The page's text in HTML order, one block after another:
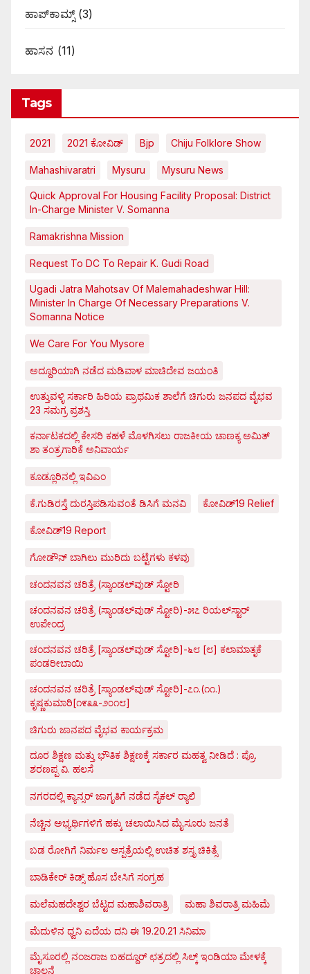
ಹಾಪ್‌ಕಾಮ್ಸ್‌(3)
ಹಾಸನ (11)
Tags
2021 2021 ಕೋವಿಡ್‌ Bjp Chiju Folklore Show
Mahashivaratri Mysuru Mysuru News
Quick Approval For Housing Facility Proposal: District
In-Charge Minister V. Somanna
Ramakrishna Mission
Request To DC To Repair K. Gudi Road
Ugadi Jatra Mahotsav Of Malemahadeshwar Hill:
Minister In Charge Of Necessary Preparations V.
Somanna Notice
We Care For You Mysore
ಅದ್ದೂರಿಯಾಗಿ ನಡೆದ ಮಡಿವಾಳ ಮಾಚಿದೇವ ಜಯಂತಿ
ಉತ್ತುವಳ್ಳಿ ಸರ್ಕಾರಿ ಹಿರಿಯ ಪ್ರಾಥಮಿಕ ಶಾಲೆಗೆ ಚಿಗುರು ಜನಪದ ವೈಭವ
23 ಸಮಗ್ರ ಪ್ರಶಸ್ತಿ
ಕರ್ನಾಟಕದಲ್ಲಿ ಕೇಸರಿ ಕಹಳೆ ಮೊಳಗಿಸಲು ರಾಜಕೀಯ ಚಾಣಕ್ಯ ಅಮಿತ್
ಶಾ ತಂತ್ರಗಾರಿಕೆ ಅನಿವಾರ್ಯ
ಕೂಡ್ಲೂರಿನಲ್ಲಿ ಇವಿಎಂ
ಕೆ.ಗುಡಿರಸ್ತೆ ದುರಸ್ತಿಪಡಿಸುವಂತೆ ಡಿಸಿಗೆ ಮನವಿ ಕೋವಿಡ್‌19 Relief
ಕೋವಿಡ್‌19 Report
ಗೋಡೌನ್ ಬಾಗಿಲು ಮುರಿದು ಬಟ್ಟೆಗಳು ಕಳವು
ಚಂದನವನ ಚರಿತ್ರೆ (ಸ್ಯಾಂಡಲ್‌ವುಡ್ ಸ್ಟೋರಿ
ಚಂದನವನ ಚರಿತ್ರೆ (ಸ್ಯಾಂಡಲ್‌ವುಡ್ ಸ್ಟೋರಿ)-೫೭ ರಿಯಲ್‌ಸ್ಟಾರ್
ಉಪೇಂದ್ರ
ಚಂದನವನ ಚರಿತ್ರೆ [ಸ್ಯಾಂಡಲ್‌ವುಡ್ ಸ್ಟೋರಿ]-೬೮ [೮] ಕಲಾಮಾತೃಕೆ
ಪಂಡರೀಬಾಯಿ
ಚಂದನವನ ಚರಿತ್ರೆ [ಸ್ಯಾಂಡಲ್‌ವುಡ್ ಸ್ಟೋರಿ]-೭೧.(೧೧.)
ಕೃಷ್ಣಕುಮಾರಿ[೧೯೩೩-೨೦೧೮]
ಚಿಗುರು ಜಾನಪದ ವೈಭವ ಕಾರ್ಯಕ್ರಮ
ದೂರ ಶಿಕ್ಷಣ ಮತ್ತು ಭೌತಿಕ ಶಿಕ್ಷಣಕ್ಕೆ ಸರ್ಕಾರ ಮಹತ್ವ ನೀಡಿದೆ : ಪ್ರೊ.
ಶರಣಪ್ಪ ವಿ. ಹಲಸೆ
ನಗರದಲ್ಲಿ ಕ್ಯಾನ್ಸರ್ ಜಾಗೃತಿಗೆ ನಡೆದ ಸೈಕಲ್ ರ್‍ಯಾಲಿ
ನೆಚ್ಚಿನ ಅಭ್ಯರ್ಥಿಗಳಿಗೆ ಹಕ್ಕು ಚಲಾಯಿಸಿದ ಮೈಸೂರು ಜನತೆ
ಬಡ ರೋಗಿಗೆ ನಿರ್ಮಲ ಆಸ್ಪತ್ರೆಯಲ್ಲಿ ಉಚಿತ ಶಸ್ತೃ ಚಿಕಿತ್ಸೆ
ಬಾಡಿಕೇರ್ ಕಿಡ್ಸ್ ಹೊಸ ಬೇಸಿಗೆ ಸಂಗ್ರಹ
ಮಲೆಮಹದೇಶ್ವರ ಬೆಟ್ಟದ ಮಹಾಶಿವರಾತ್ರಿ ಮಹಾ ಶಿವರಾತ್ರಿ ಮಹಿಮೆ
ಮೆದುಳಿನ ಧ್ವನಿ ಎದೆಯ ದನಿ ಈ 19.20.21 ಸಿನಿಮಾ
ಮೈಸೂರಲ್ಲಿ ನಂಜರಾಜ ಬಹದ್ದೂರ್ ಛತ್ರದಲ್ಲಿ ಸಿಲ್ಕ್ ಇಂಡಿಯಾ ಮೇಳಕ್ಕೆ
ಚಾಲನೆ